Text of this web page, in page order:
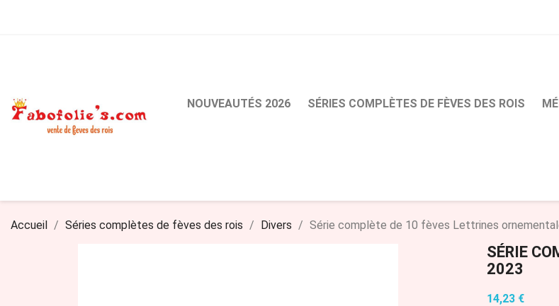
NOUVEAUTÉS 2026 SÉRIES COMPLÈTES DE FÈVES DES ROIS
Accueil Séries complètes de fèves des rois Divers Série complète de 10 fèves Lettrines
SÉRIE
2023
14,23 €